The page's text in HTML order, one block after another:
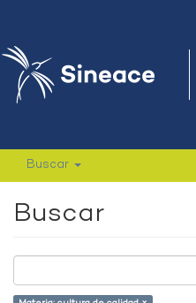
Buscar
Buscar